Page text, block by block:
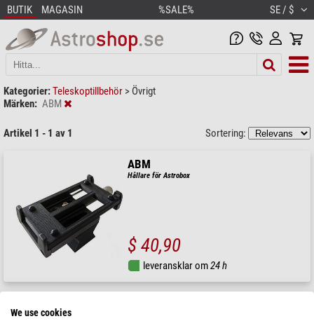
BUTIK MAGASIN %SALE% SE / $
Kategorier:Teleskoptillbehör > Övrigt
Märken: ABM
Artikel 1 - 1 av 1 Sortering:
ABM
Hållare för Astrobox
$ 40,90
leveransklar om24 h
We use cookies